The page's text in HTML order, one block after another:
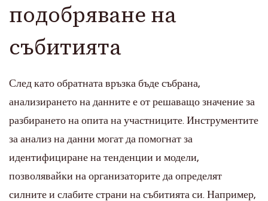
подобряване на
събитията
След като обратната връзка бъде събрана,
анализирането на данните е от решаващо значение за
разбирането на опита на участниците. Инструментите
за анализ на данни могат да помогнат за
идентифициране на тенденции и модели,
позволявайки на организаторите да определят
силните и слабите страни на събитията си. Например,